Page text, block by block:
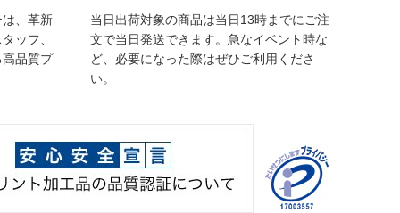
、革新
ッフ、
品質プ
当日出荷対象の商品は当日13時までにご注
文で当日発送できます。急なイベント時な
ど、必要になった際はぜひご利用くださ
い。